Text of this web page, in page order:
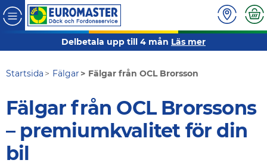
Delbetala upp till 4 mån Läs mer
Startsida Fälgar Fälgar från OCL Brorsson
Fälgar från OCL Brorssons
– premiumkvalitet för din
bil